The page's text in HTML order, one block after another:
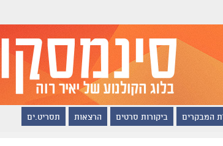
המבקרים ביקורות סרטים הרצאות תסריט.ים